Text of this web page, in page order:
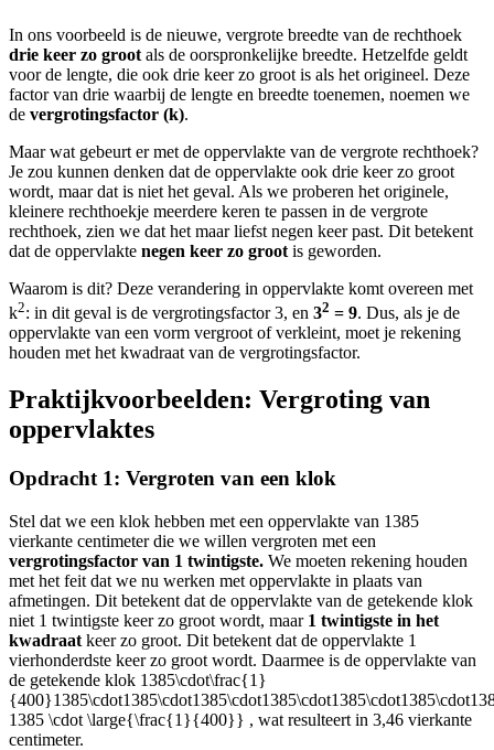
In ons voorbeeld is de nieuwe, vergrote breedte van de rechthoek
drie keer zo groot als de oorspronkelijke breedte. Hetzelfde geldt
voor de lengte, die ook drie keer zo groot is als het origineel. Deze
factor van drie waarbij de lengte en breedte toenemen, noemen we
de vergrotingsfactor (k).
Maar wat gebeurt er met de oppervlakte van de vergrote rechthoek?
Je zou kunnen denken dat de oppervlakte ook drie keer zo groot
wordt, maar dat is niet het geval. Als we proberen het originele,
kleinere rechthoekje meerdere keren te passen in de vergrote
rechthoek, zien we dat het maar liefst negen keer past. Dit betekent
dat de oppervlakte negen keer zo groot is geworden.
Waarom is dit? Deze verandering in oppervlakte komt overeen met
k2: in dit geval is de vergrotingsfactor 3, en 32 = 9. Dus, als je de
oppervlakte van een vorm vergroot of verkleint, moet je rekening
houden met het kwadraat van de vergrotingsfactor.
Praktijkvoorbeelden: Vergroting van
oppervlaktes
Opdracht 1: Vergroten van een klok
Stel dat we een klok hebben met een oppervlakte van 1385
vierkante centimeter die we willen vergroten met een
vergrotingsfactor van 1 twintigste. We moeten rekening houden
met het feit dat we nu werken met oppervlakte in plaats van
afmetingen. Dit betekent dat de oppervlakte van de getekende klok
niet 1 twintigste keer zo groot wordt, maar 1 twintigste in het
kwadraat keer zo groot. Dit betekent dat de oppervlakte 1
vierhonderdste keer zo groot wordt. Daarmee is de oppervlakte van
de getekende klok 1385\cdot\frac{1}
1385 \cdot \large{\frac{1}{400}} , wat resulteert in 3,46 vierkante
centimeter.